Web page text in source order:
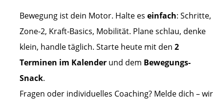
Bewegung ist dein Motor. Halte es einfach: Schritte,
Zone-2, Kraft-Basics, Mobilität. Plane schlau, denke
klein, handle täglich. Starte heute mit den 2
Terminen im Kalender und dem Bewegungs-
Snack.
Fragen oder individuelles Coaching? Melde dich – wir